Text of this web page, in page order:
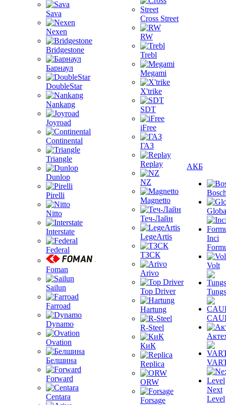
Sava
Nexen
Bridgestone
Барнаул
DoubleStar
Nankang
Joyroad
Continental
Triangle
Dunlop
Pirelli
Nitto
Interstate
Federal
Foman
Sailun
Farroad
Dynamo
Ovation
Белшина
Forward
Centara
Cross Street
RW
Trebl
Megami
X'trike
SDT
iFree
ГАЗ
Replay
NZ
Magnetto
Теч-Лайн
LegeArtis
ТЗСК
Arivo
Top Driver
Hartung
R-Steel
КиК
Replica
ORW
Forsage
АКБ
Inci
Volt
Next
Level